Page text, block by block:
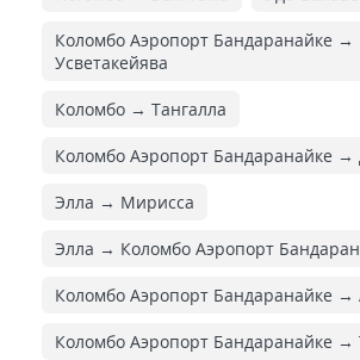
Коломбо Аэропорт Бандаранайке →
Усветакейява
Коломбо → Тангалла
Коломбо Аэропорт Бандаранайке →
Элла → Мирисса
Элла → Коломбо Аэропорт
Коломбо Аэропорт Бандаранайке →
Коломбо Аэропорт Бандаранайке →